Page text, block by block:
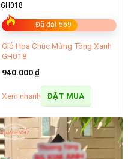
Đã đặt 569
GH018
Giỏ Hoa Chúc Mừng Tông Xanh
GH018
940.000₫
Xem nhanh ĐẶT MUA